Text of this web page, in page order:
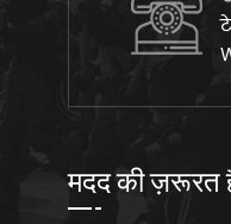
मदद की ज़रूरत